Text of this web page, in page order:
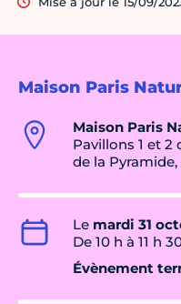
Maison Paris
Maison Paris
Pavillons 1 et 2
de la Pyramide,
Le mardi 31
De 10 h à 11 h
Évènement